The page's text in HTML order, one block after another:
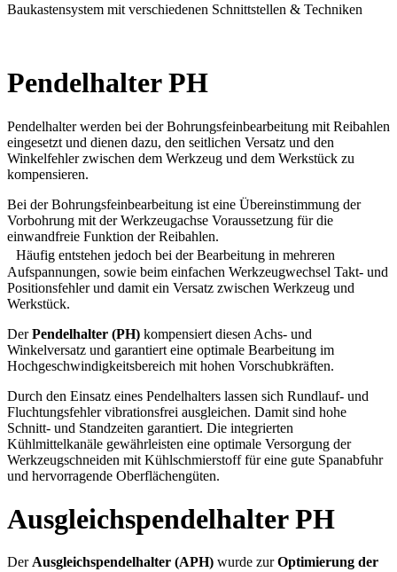
Baukastensystem mit verschiedenen Schnittstellen & Techniken
Pendelhalter PH
Pendelhalter werden bei der Bohrungsfeinbearbeitung mit Reibahlen
eingesetzt und dienen dazu, den seitlichen Versatz und den
Winkelfehler zwischen dem Werkzeug und dem Werkstück zu
kompensieren.
Bei der Bohrungsfeinbearbeitung ist eine Übereinstimmung der
Vorbohrung mit der Werkzeugachse Voraussetzung für die
einwandfreie Funktion der Reibahlen.
Häufig entstehen jedoch bei der Bearbeitung in mehreren
Aufspannungen, sowie beim einfachen Werkzeugwechsel Takt- und
Positionsfehler und damit ein Versatz zwischen Werkzeug und
Werkstück.
DerPendelhalter (PH) kompensiert diesen Achs- und
Winkelversatz und garantiert eine optimale Bearbeitung im
Hochgeschwindigkeitsbereich mit hohen Vorschubkräften.
Durch den Einsatz eines Pendelhalters lassen sich Rundlauf- und
Fluchtungsfehler vibrationsfrei ausgleichen. Damit sind hohe
Schnitt- und Standzeiten garantiert. Die integrierten
Kühlmittelkanäle gewährleisten eine optimale Versorgung der
Werkzeugschneiden mit Kühlschmierstoff für eine gute Spanabfuhr
und hervorragende Oberflächengüten.
Ausgleichspendelhalter PH
DerAusgleichspendelhalter (APH) wurde zurOptimierung der